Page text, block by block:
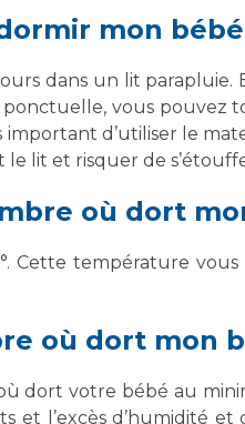
mon
dans un lit
vous
d’utiliser le
lit et risquer de
où dort
température
où dort mon
dort votre bébé au
l’excès d’humidité